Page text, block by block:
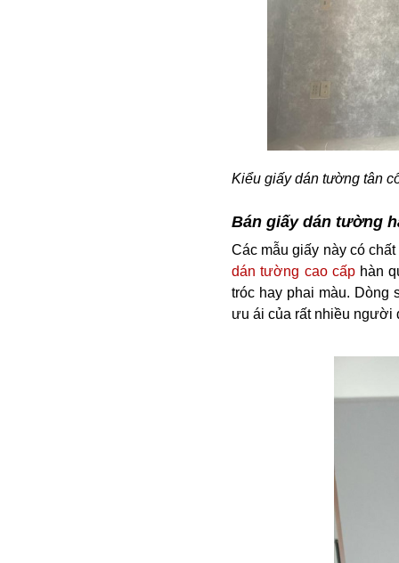
Kiểu giấy dán tường tân
Bán giấy dán tường
Các mẫu giấy này có
dán tường cao cấphàn
tróc hay phai màu. Dòng
ưu ái của rất nhiều người